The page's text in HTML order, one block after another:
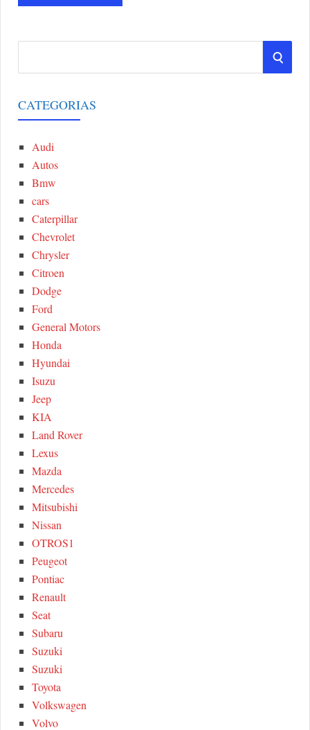
r
c
S
CATEGORIAS
Audi
Autos
Bmw
cars
Caterpillar
Chevrolet
Chrysler
Citroen
Dodge
Ford
General Motors
Honda
Hyundai
Isuzu
Jeep
KIA
Land Rover
Lexus
Mazda
Mercedes
Mitsubishi
Nissan
OTROS1
Peugeot
Pontiac
Renault
Seat
Subaru
Suzuki
Suzuki
Toyota
Volkswagen
Volvo